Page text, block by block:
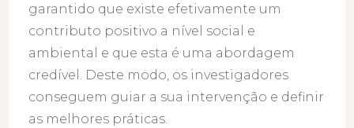
garantido que existe efetivamente um
contributo positivo a nível social e
ambiental e que esta é uma abordagem
credível. Deste modo, os investigadores
conseguem guiar a sua intervenção e definir
as melhores práticas.